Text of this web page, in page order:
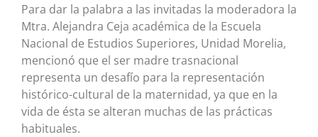
Para dar la palabra a las invitadas la moderadora la
Mtra. Alejandra Ceja académica de la Escuela
Nacional de Estudios Superiores, Unidad Morelia,
mencionó que el ser madre trasnacional
representa un desafío para la representación
histórico-cultural de la maternidad, ya que en la
vida de ésta se alteran muchas de las prácticas
habituales.